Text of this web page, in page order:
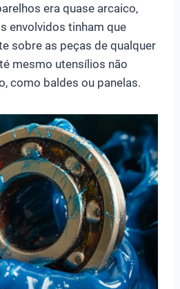
era quase arcaico,
envolvidos tinham que
sobre as peças de qualquer
mesmo utensílios não
como baldes ou panelas.